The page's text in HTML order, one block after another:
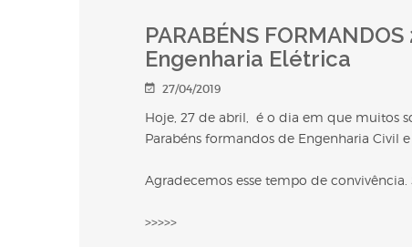
PARABÉNS
Engenharia Elétrica
27/04/2019
Hoje, 27 de abril, é o dia em que muitos
Parabéns formandos de Engenharia Civil
Agradecemos esse tempo de convivência.
>>>>>